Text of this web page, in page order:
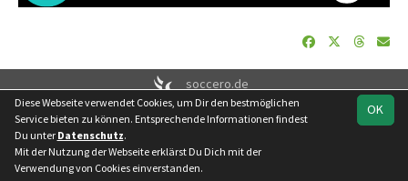
soccero.de
© 2006 - 2026
Besucherstatistik Geburtstage Impressum
Datenschutz
Kontakt
OK
Diese Webseite verwendet Cookies, um Dir den bestmöglichen
Service bieten zu können. Entsprechende Informationen findest
Du unter Datenschutz.
Mit der Nutzung der Webseite erklärst Du Dich mit der
Verwendung von Cookies einverstanden.